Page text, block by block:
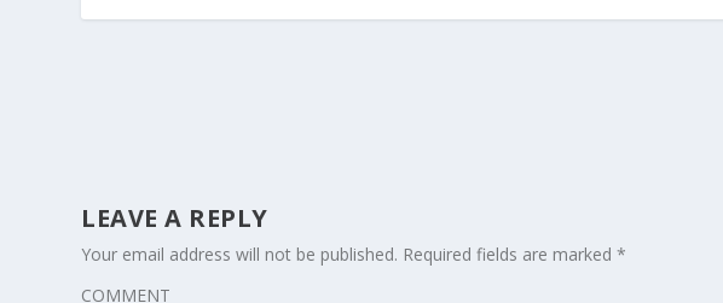
LEAVE A REPLY
Your email address will not be published. Required fields are marked*
COMMENT